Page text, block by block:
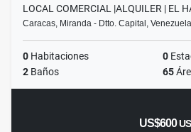
LOCAL COMERCIAL |ALQUILER | EL
Caracas, Miranda - Dtto. Capital, Venezuela
0 Habitaciones 0
2 Baños 65
US$600